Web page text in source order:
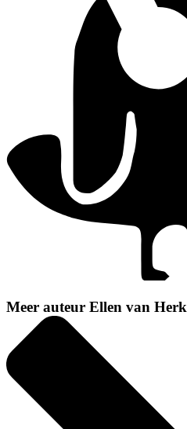
Meer auteur Ellen van Herk